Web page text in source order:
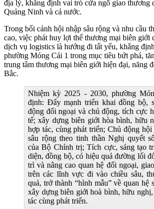
địa lý, khẳng định vai trò cửa ngõ giao thương
Quảng Ninh và cả nước.
Trong bối cảnh hội nhập sâu rộng và nhu cầu
cao, việc phát huy lợi thế thương mại biên giới
dịch vụ logistics là hướng đi tất yếu, khẳng
phường Móng Cái 1 trong mục tiêu bứt phá,
trung tâm thương mại biên giới hiện đại, năng
Bắc.
Nhiệm kỳ 2025 - 2030, phường
định: Đẩy mạnh triển khai đồng bộ,
động đối ngoại và chủ động, tích cực
tế; xây dựng biên giới hòa bình, hữu
hợp tác, cùng phát triển; Chủ động hội
sâu rộng theo tinh thần Nghị quyết
của Bộ Chính trị; Tích cực, sáng tạo
diện, đồng bộ, có hiệu quả đường lối
trì và nâng cao quan hệ đối ngoại,
trên các lĩnh vực đi vào chiều sâu,
quả, trở thành “hình mẫu” về quan hệ
xây dựng biên giới hoà bình, hữu
tác cùng phát triển.